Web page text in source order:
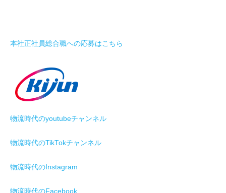
本社正社員総合職への応募はこちら
物流時代のyoutubeチャンネル
物流時代のTikTokチャンネル
物流時代のInstagram
物流時代のFacebook